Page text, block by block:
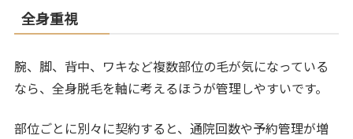
全身重視
腕、脚、背中、ワキなど複数部位の毛が気になっている
なら、全身脱毛を軸に考えるほうが管理しやすいです。
部位ごとに別々に契約すると、通院回数や予約管理が増